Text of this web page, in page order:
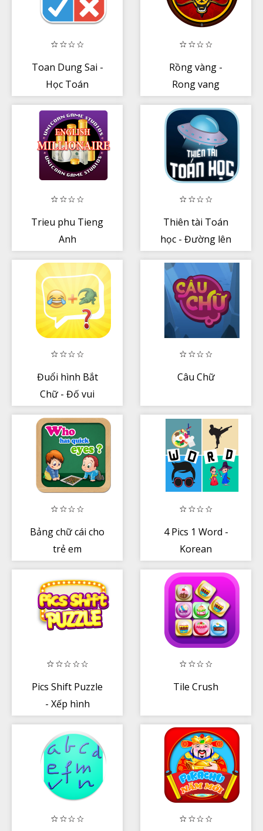
Toan Dung Sai -
Học Toán
Rồng vàng -
Rong vang
Trieu phu Tieng
Anh
Thiên tài Toán
học - Đường lên
Đuổi hình Bắt
Chữ - Đố vui
pro 2017
Câu Chữ
Bảng chữ cái cho
trẻ em
4 Pics 1 Word -
Korean
Pics Shift Puzzle
- Xếp hình
Tile Crush